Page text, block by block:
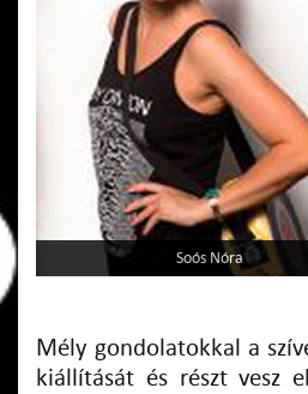
Soós Nóra
Mély gondolatokkal a
kiállítását és részt vesz